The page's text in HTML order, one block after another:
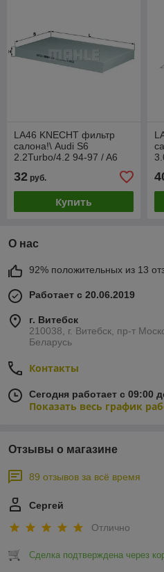
LA46 KNECHT фильтр
салона!\ Audi S6
2.2Turbo/4.2 94-97 / A6
32 руб.
Купить
О нас
92% положительных из 13
Работает с 20.06.2019
г. Витебск
210038, г. Витебск, пр-т
Беларусь
Контакты
Сегодня работает с 09:00
Показать весь график
Отзывы о магазине
89 отзывов за всё время
Сергей
Отлично
Сделка подтверждена через